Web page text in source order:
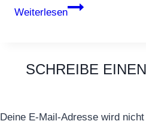
Weiterlesen
Etmal
SCHREIBE
Deine E-Mail-Adresse wird